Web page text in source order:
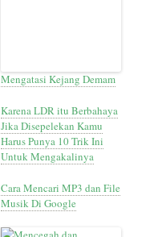
Mengatasi Kejang Demam
Karena LDR itu Berbahaya
Jika Disepelekan Kamu
Harus Punya 10 Trik Ini
Untuk Mengakalinya
Cara Mencari MP3 dan File
Musik Di Google